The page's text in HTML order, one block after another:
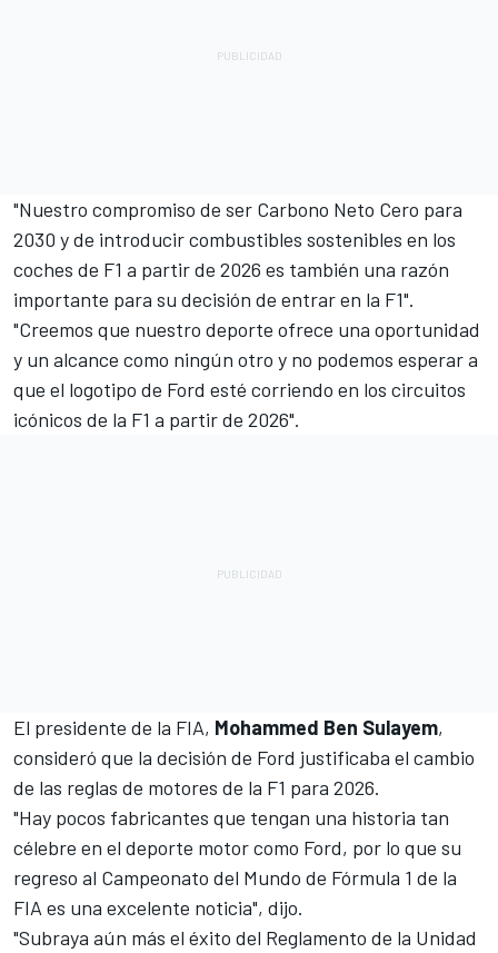
"Nuestro compromiso de ser Carbono Neto Cero para
2030 y de introducir combustibles sostenibles en los
coches de F1 a partir de 2026 es también una razón
importante para su decisión de entrar en la F1".
"Creemos que nuestro deporte ofrece una oportunidad
y un alcance como ningún otro y no podemos esperar a
que el logotipo de Ford esté corriendo en los circuitos
icónicos de la F1 a partir de 2026".
El presidente de la FIA, Mohammed Ben Sulayem,
consideró que la decisión de Ford justificaba el cambio
de las reglas de motores de la F1 para 2026.
"Hay pocos fabricantes que tengan una historia tan
célebre en el deporte motor como Ford, por lo que su
regreso al Campeonato del Mundo de Fórmula 1 de la
FIA es una excelente noticia", dijo.
"Subraya aún más el éxito del Reglamento de la Unidad